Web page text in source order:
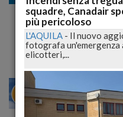
Improvviso colpo
arrivo e calo
MILANO
squadre, Canadair
più pericoloso
L'AQUILA - Il nuovo
fotografa un'emergenza
elicotteri,...